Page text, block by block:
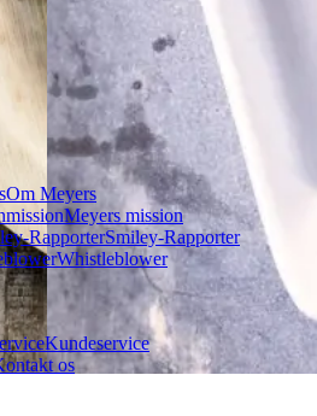
Om Meyers
missionMeyers mission
RapporterSmiley-Rapporter
Whistleblower
Kundeservice
os